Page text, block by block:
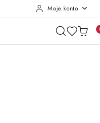
Moje konto